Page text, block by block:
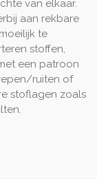
van elkaar.
aan rekbare
te
stoffen,
een patroon
ruiten of
stoflagen zoals